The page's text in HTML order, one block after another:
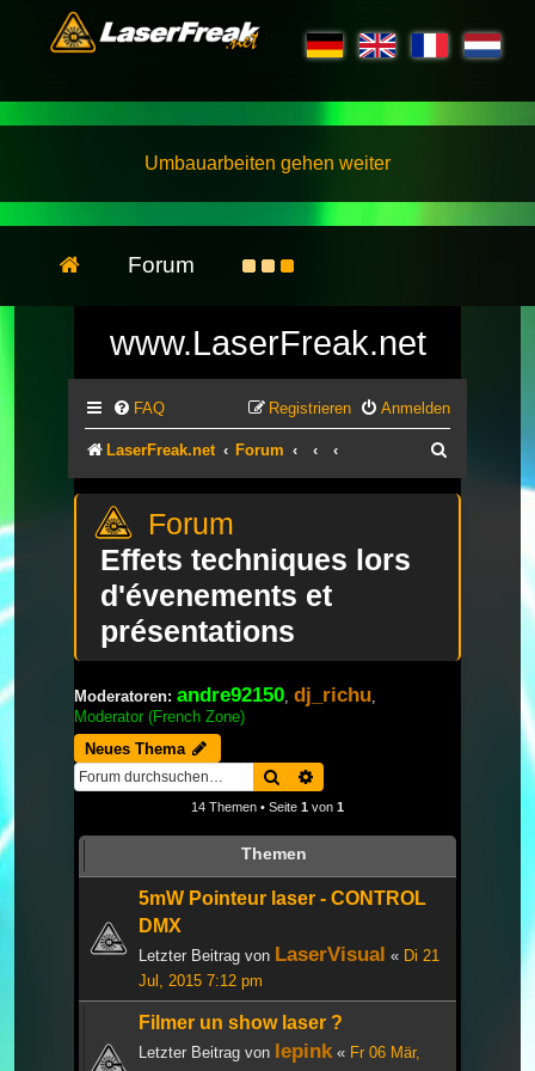
Umbauarbeiten gehen weiter
Forum
www.LaserFreak.net
FAQ Anmelden
Registrieren
LaserFreak.net Forum
Effets techniques lors
d'évenements et
présentations
Moderatoren: andre92150 dj_richu
Moderator (French Zone)
Neues Thema
Suche
14 Themen • Seite 1 von 1
Themen
5mW Pointeur laser - CONTROL
DMX
Letzter Beitrag von LaserVisual « Di 21
Jul, 2015 7:12 pm
Filmer un show laser ?
Letzter Beitrag von lepink« Fr 06 Mär,